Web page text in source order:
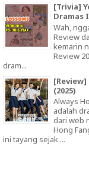
[Trivia]
Dramas
Wah,
Review
kemarin
Review
dram...
[Review]
(2025)
Always
adalah
dari web
Hong
ini tayang sejak ...